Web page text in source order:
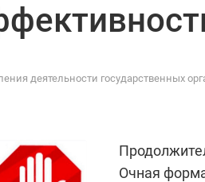
деятельности государственных
Очная